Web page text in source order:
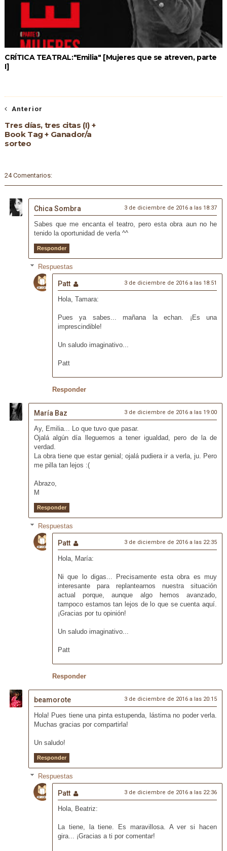
CRÍTICA TEATRAL:"Emilia" [Mujeres que se atreven, parte
I]
Anterior
Tres días, tres citas (I) +
Book Tag + Ganador/a
sorteo
24 Comentarios:
Chica Sombra 3 de diciembre de 2016 a las 18:37
Sabes que me encanta el teatro, pero esta obra aun no he
tenido la oportunidad de verla ^^
Responder
Respuestas
Patt 3 de diciembre de 2016 a las 18:51
Hola, Tamara:
Pues ya sabes... mañana la echan. ¡Es una
imprescindible!
Un saludo imaginativo...
Patt
Responder
María Baz 3 de diciembre de 2016 a las 19:00
Ay, Emilia... Lo que tuvo que pasar.
Ojalá algún día lleguemos a tener igualdad, pero de la de
verdad.
La obra tiene que estar genial; ojalá pudiera ir a verla, ju. Pero
me pilla tan lejos :(
Abrazo,
M
Responder
Respuestas
Patt 3 de diciembre de 2016 a las 22:35
Hola, María:
Ni que lo digas... Precisamente esta obra es muy
interesante para replantearnos nuestra situación
actual porque, aunque algo hemos avanzado,
tampoco estamos tan lejos de lo que se cuenta aquí.
¡Gracias por tu opinión!
Un saludo imaginativo...
Patt
Responder
beamorote 3 de diciembre de 2016 a las 20:15
Hola! Pues tiene una pinta estupenda, lástima no poder verla.
Muchas gracias por compartirla!
Un saludo!
Responder
Respuestas
Patt 3 de diciembre de 2016 a las 22:36
Hola, Beatriz:
La tiene, la tiene. Es maravillosa. A ver si hacen
gira... ¡Gracias a ti por comentar!